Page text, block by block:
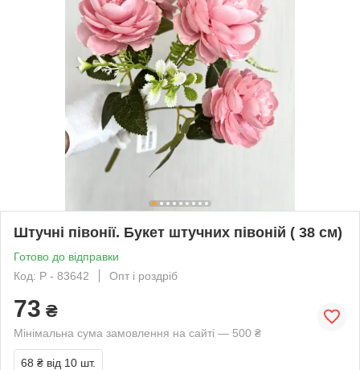
Штучні півонії. Букет штучних півоній ( 38 см)
Готово до відправки
Код: P - 83642
Опт і роздріб
73 ₴
Мінімальна сума замовлення на сайті — 500 ₴
68 ₴ від 10 шт.